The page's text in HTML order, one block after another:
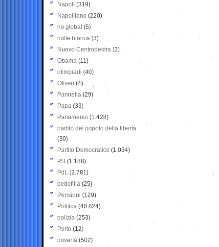
Napoli (319)
Napolitano (220)
no global (5)
notte bianca (3)
Nuovo Centrodestra (2)
Obama (11)
olimpiadi (40)
Oliveri (4)
Pannella (29)
Papa (33)
Parlamento (1.428)
partito del popolo della libertà
(30)
Partito Democratico (1.034)
PD (1.188)
PdL (2.781)
pedofilia (25)
Pensioni (129)
Politica (40.824)
polizia (253)
Porto (12)
povertà (502)